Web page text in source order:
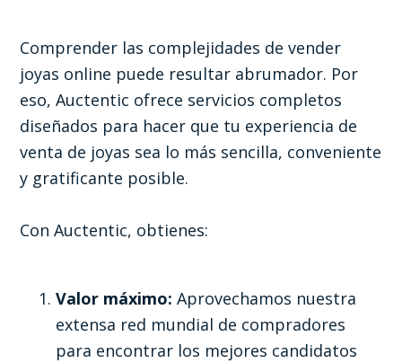
Comprender las complejidades de vender
joyas online puede resultar abrumador. Por
eso, Auctentic ofrece servicios completos
diseñados para hacer que tu experiencia de
venta de joyas sea lo más sencilla, conveniente
y gratificante posible.
Con Auctentic, obtienes:
Valor máximo:Aprovechamos nuestra
extensa red mundial de compradores
para encontrar los mejores candidatos